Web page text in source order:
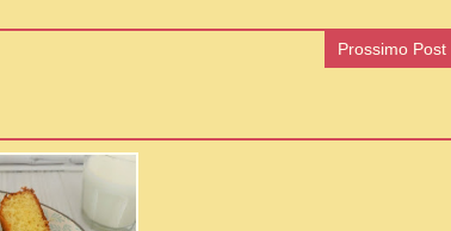
Prossimo Post